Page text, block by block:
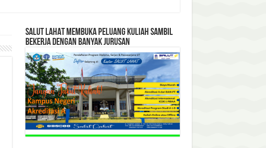
SALUT LAHAT MEMBUKA PELUANG KULIAH SAMBIL
BEKERJA DENGAN BANYAK JURUSAN